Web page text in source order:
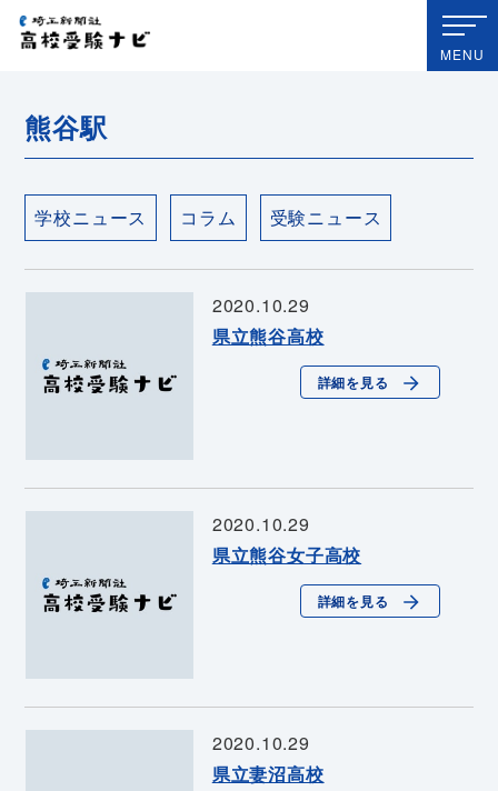
埼玉新聞社 高校受験ナビ
MENU
熊谷駅
学校ニュース コラム 受験ニュース
2020.10.29
県立熊谷高校
詳細を見る
2020.10.29
県立熊谷女子高校
詳細を見る
2020.10.29
県立妻沼高校